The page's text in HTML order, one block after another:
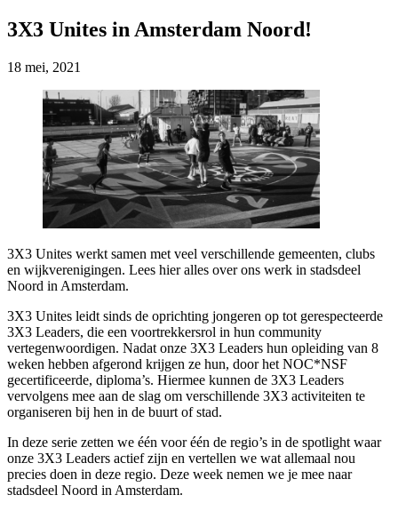
3X3 Unites in Amsterdam Noord!
18 mei, 2021
3X3 Unites werkt samen met veel verschillende gemeenten, clubs
en wijkverenigingen. Lees hier alles over ons werk in stadsdeel
Noord in Amsterdam.
3X3 Unites leidt sinds de oprichting jongeren op tot gerespecteerde
3X3 Leaders, die een voortrekkersrol in hun community
vertegenwoordigen. Nadat onze 3X3 Leaders hun opleiding van 8
weken hebben afgerond krijgen ze hun, door het NOC*NSF
gecertificeerde, diploma’s. Hiermee kunnen de 3X3 Leaders
vervolgens mee aan de slag om verschillende 3X3 activiteiten te
organiseren bij hen in de buurt of stad.
In deze serie zetten we één voor één de regio’s in de spotlight waar
onze 3X3 Leaders actief zijn en vertellen we wat allemaal nou
precies doen in deze regio. Deze week nemen we je mee naar
stadsdeel Noord in Amsterdam.